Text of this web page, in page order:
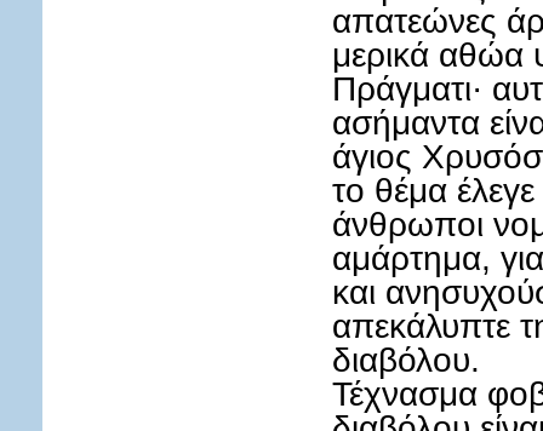
απατεώνες
μερικά αθώα
Πράγματι·
ασήμαντα
άγιος
το θέμα
άνθρωποι
αμάρτημα,
και
απεκάλυπτε
διαβόλου.
Τέχνασμα